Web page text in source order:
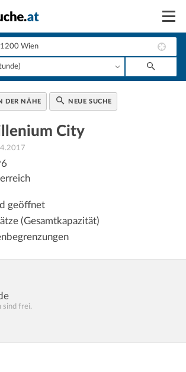
DER NÄHE NEUE SUCHE
City
geöffnet
(Gesamtkapazität)
sind frei.